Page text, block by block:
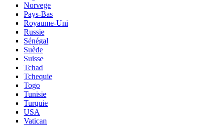
Norvege
Pays-Bas
Royaume-Uni
Russie
Sénégal
Suède
Suisse
Tchad
Tchequie
Togo
Tunisie
Turquie
USA
Vatican